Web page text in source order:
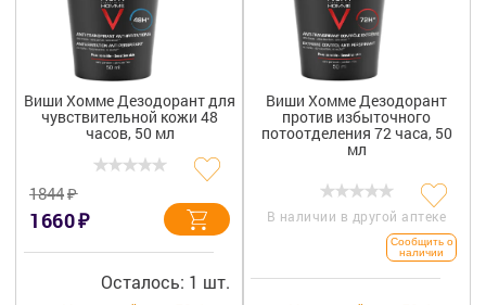
Виши Хомме Дезодорант для
чувствительной кожи 48
часов, 50 мл
1844₽
1660₽
Осталось: 1 шт.
Виши Хомме Дезодорант
против избыточного
потоотделения 72 часа, 50
мл
В наличии в другой аптеке
Сообщить о
наличии